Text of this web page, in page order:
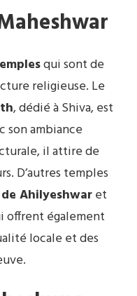
qui sont de
religieuse. Le
, dédié à Shiva, est
son ambiance
il attire de
D’autres temples
Ahilyeshwaret
offrent également
locale et des